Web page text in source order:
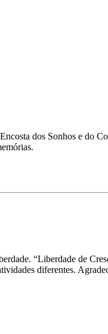
dos Sonhos e do
“Liberdade de
diferentes.